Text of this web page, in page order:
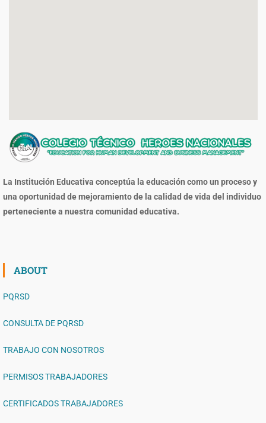
La Institución Educativa conceptúa la educación como un proceso y
una oportunidad de mejoramiento de la calidad de vida del individuo
perteneciente a nuestra comunidad educativa.
ABOUT
PQRSD
CONSULTA DE PQRSD
TRABAJO CON NOSOTROS
PERMISOS TRABAJADORES
CERTIFICADOS TRABAJADORES